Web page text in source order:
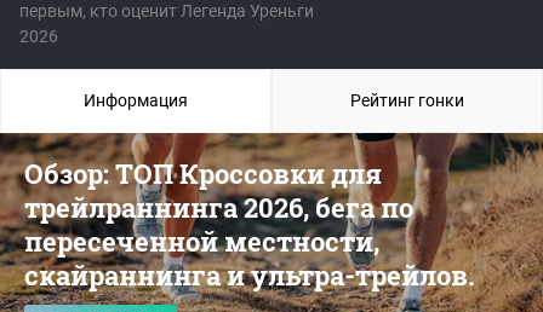
первым, кто оценит Легенда Уреньги
2026
Обзор: ТОП Кроссовки для
трейлраннинга 2026, бега по
пересеченной местности,
скайраннинга и ультра-трейлов.
Информация Рейтинг гонки